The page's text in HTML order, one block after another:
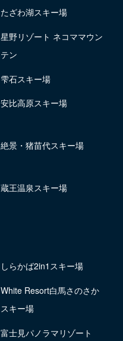
たざわ湖スキー場
星野リゾート ネコママウン
テン
雫石スキー場
安比高原スキー場
絶景・猪苗代スキー場
蔵王温泉スキー場
しらかば2in1スキー場
White Resort白馬さのさか
スキー場
富士見パノラマリゾート